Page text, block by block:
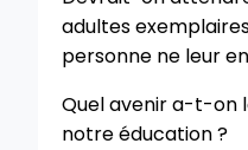
adultes
personne ne leur
Quel avenir a-t-on
notre éducation ?